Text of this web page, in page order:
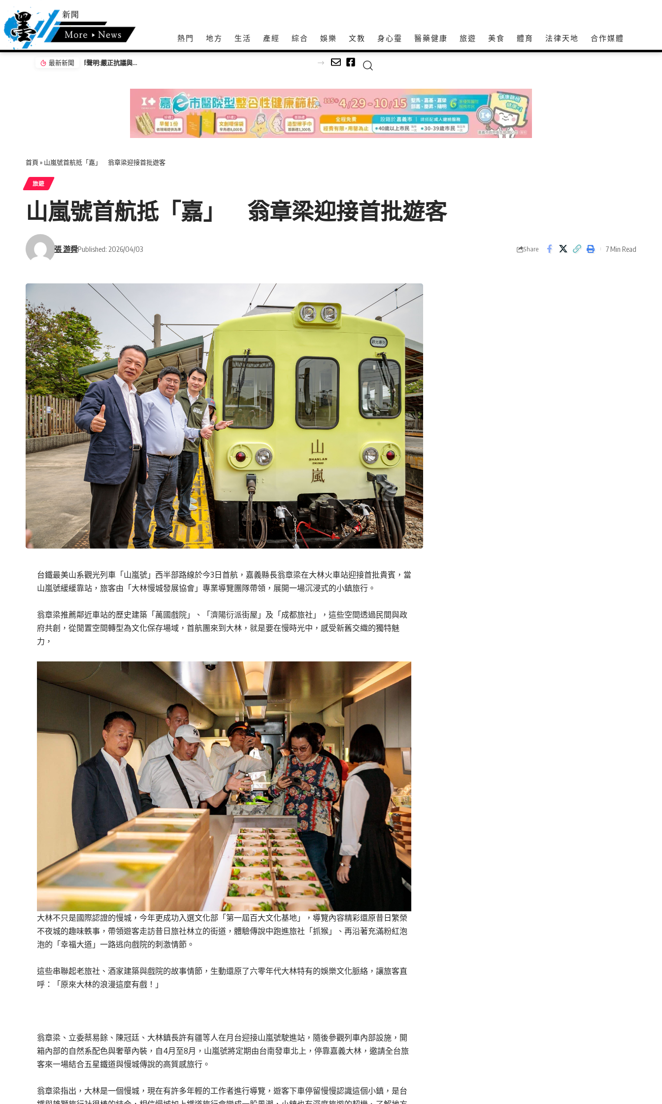
熱門 地方 生活 產經 綜合 娛樂 文教 身心𩆜 醫藥健康 旅遊 美食 體育 法律天地 合作媒體
最新新聞 白海豚外圍環流遇大潮釀海水倒灌 30多商家受害 謝國樑親赴慰問
首頁 » 山嵐號首航抵「嘉」 翁章梁迎接首批遊客
旅遊
山嵐號首航抵「嘉」 翁章梁迎接首批遊客
張 游舜Published: 2026/04/03 Share 7 Min Read
台鐵最美山系觀光列車「山嵐號」西半部路線於今3日首航，嘉義縣長翁章梁在大林火車站迎接首批貴賓，當
山嵐號緩緩靠站，旅客由「大林慢城發展協會」專業導覽團隊帶領，展開一場沉浸式的小鎮旅行。
翁章梁推薦鄰近車站的歷史建築「萬國戲院」、「濟陽衍派街屋」及「成都旅社」，這些空間透過民間與政
府共創，從閒置空間轉型為文化保存場域，首航團來到大林，就是要在慢時光中，感受新舊交織的獨特魅
力，
大林不只是國際認證的慢城，今年更成功入選文化部「第一屆百大文化基地」，導覽內容精彩還原昔日繁榮
不夜城的趣味軼事，帶領遊客走訪昔日旅社林立的街道，體驗傳說中跑進旅社「抓猴」、再沿著充滿粉紅泡
泡的「幸福大道」一路逃向戲院的刺激情節。
這些串聯起老旅社、酒家建築與戲院的故事情節，生動還原了六零年代大林特有的娛樂文化脈絡，讓旅客直
呼：「原來大林的浪漫這麼有戲！」
翁章梁、立委蔡易餘、陳冠廷、大林鎮長許有疆等人在月台迎接山嵐號駛進站，隨後參觀列車內部設施，開
箱內部的自然系配色與奢華內裝，自4月至8月，山嵐號將定期由台南發車北上，停靠嘉義大林，邀請全台旅
客來一場結合五星鐵道與慢城傳說的高質感旅行。
翁章梁指出，大林是一個慢城，現在有許多年輕的工作者進行導覽，遊客下車停留慢慢認識這個小鎮，是台